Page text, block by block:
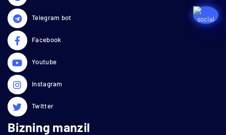
Telegram bot
Facebook
Youtube
Instagram
Twitter
Bizning manzil